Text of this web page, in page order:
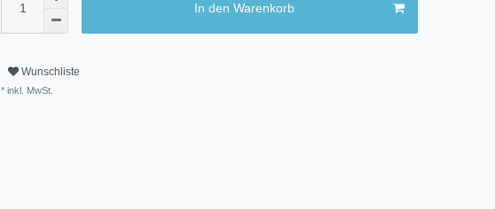
In den Warenkorb
Wunschliste
* inkl. MwSt.